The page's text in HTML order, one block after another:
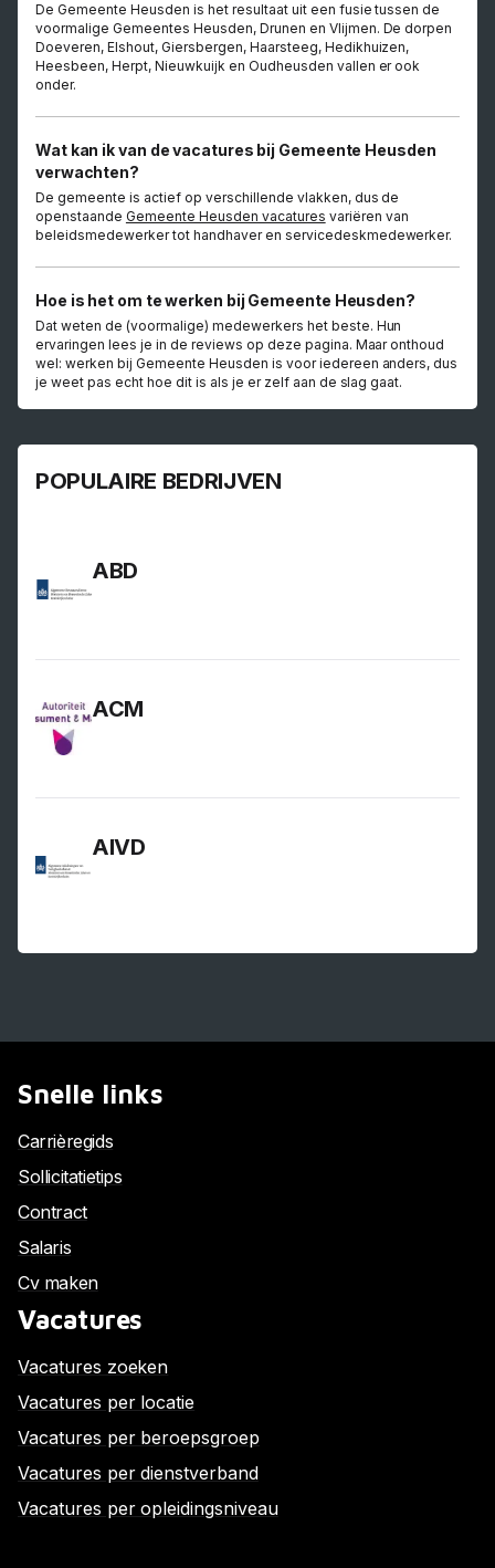
De Gemeente Heusden is het resultaat uit een fusie tussen de
voormalige Gemeentes Heusden, Drunen en Vlijmen. De dorpen
Doeveren, Elshout, Giersbergen, Haarsteeg, Hedikhuizen,
Heesbeen, Herpt, Nieuwkuijk en Oudheusden vallen er ook
onder.
Wat kan ik van de vacatures bij Gemeente Heusden
verwachten?
De gemeente is actief op verschillende vlakken, dus de
openstaande Gemeente Heusden vacatures variëren van
beleidsmedewerker tot handhaver en servicedeskmedewerker.
Hoe is het om te werken bij Gemeente Heusden?
Dat weten de (voormalige) medewerkers het beste. Hun
ervaringen lees je in de reviews op deze pagina. Maar onthoud
wel: werken bij Gemeente Heusden is voor iedereen anders, dus
je weet pas echt hoe dit is als je er zelf aan de slag gaat.
POPULAIRE BEDRIJVEN
ABD
ACM
AIVD
Snelle links
Carrièregids
Sollicitatietips
Contract
Salaris
Cv maken
Vacatures
Vacatures zoeken
Vacatures per locatie
Vacatures per beroepsgroep
Vacatures per dienstverband
Vacatures per opleidingsniveau